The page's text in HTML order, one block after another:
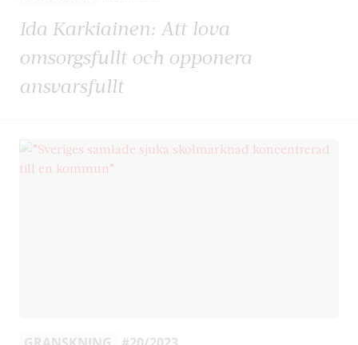
Ida Karkiainen: Att lova
omsorgsfullt och opponera
ansvarsfullt